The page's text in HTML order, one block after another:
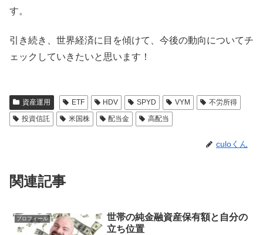
す。
引き続き、世界経済に目を傾けて、今後の動向についてチ
ェックしていきたいと思います！
資産運用 ETF HDV SPYD VYM
不労所得
投資信託
米国株 配当金 高配当
culoくん
関連記事
プロフィール
世帯の純金融資産保有額と自分の
立ち位置